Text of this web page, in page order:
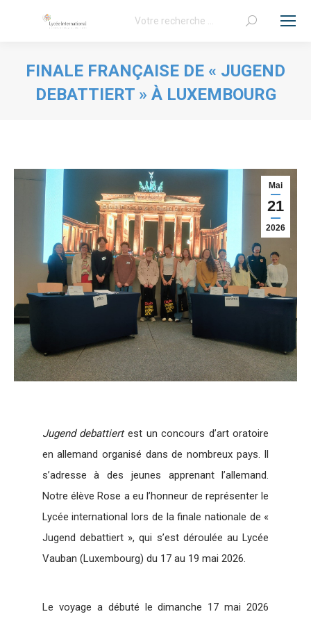
Recherche
FINALE FRANÇAISE DE « JUGEND
DEBATTIERT » À LUXEMBOURG
Mai
21
2026
Jugend debattiertest un concours d’art oratoire
en allemand organisé dans de nombreux pays. Il
s’adresse à des jeunes apprenant l’allemand.
Notre élève Rose a eu l’honneur de représenter le
Lycée international lors de la finale nationale de «
Jugend debattiert », qui s’est déroulée au Lycée
Vauban (Luxembourg) du 17 au 19 mai 2026.
Le voyage a débuté le dimanche 17 mai 2026